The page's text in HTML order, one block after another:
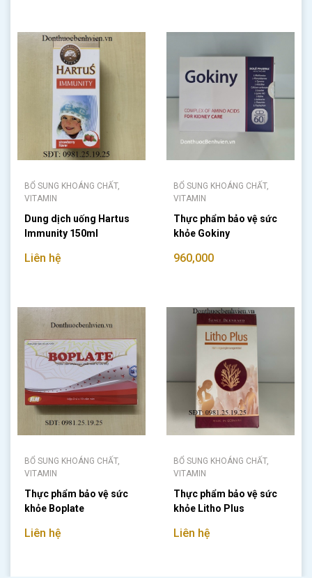
BỔ SUNG KHOÁNG CHẤT,
VITAMIN
Dung dịch uống Hartus
Immunity 150ml
Liên hệ
BỔ SUNG KHOÁNG CHẤT,
VITAMIN
Thực phẩm bảo vệ sức
khỏe Gokiny
960,000
BỔ SUNG KHOÁNG CHẤT,
VITAMIN
Thực phẩm bảo vệ sức
khỏe Boplate
Liên hệ
BỔ SUNG KHOÁNG CHẤT,
VITAMIN
Thực phẩm bảo vệ sức
khỏe Litho Plus
Liên hệ